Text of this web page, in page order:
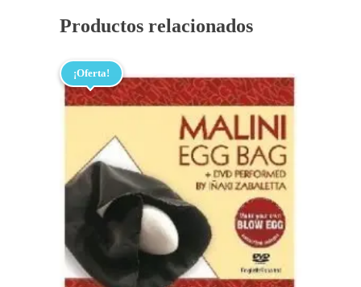
Productos relacionados
¡Oferta!